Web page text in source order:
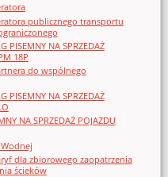
publicznego transportu
PISEMNY NA SPRZEDAŻ
18P
do wspólnego
PISEMNY NA SPRZEDAŻ
NA SPRZEDAŻ POJAZDU
dla zbiorowego zaopatrzenia
ścieków